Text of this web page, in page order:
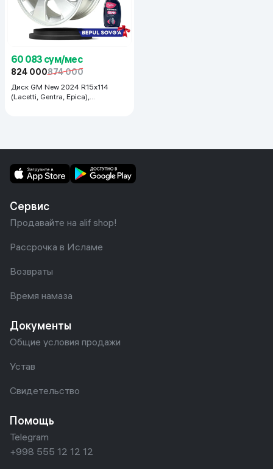
60 083 сум/мес
824 000874 000
Диск GM New 2024 R15x114
(Lacetti, Gentra, Epica),
Сервис
Продавайте на alif shop!
Рассрочка в Исламе
Возвраты
Время намаза
Документы
Общие условия продажи
Устав
Свидетельство
Помощь
Telegram
+998 555 12 12 12